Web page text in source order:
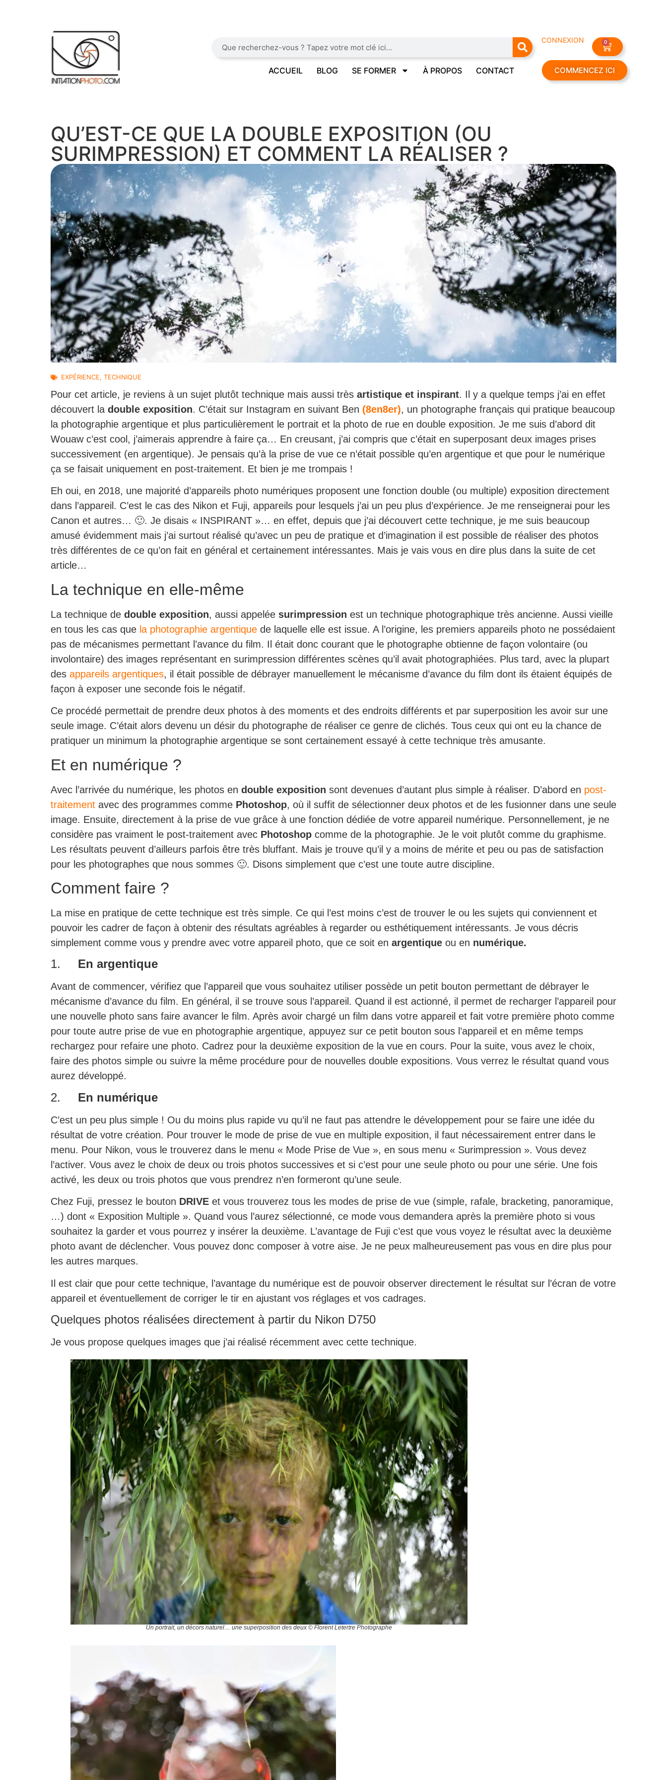
CONNEXION 0
ACCUEIL BLOG SE FORMER À PROPOS CONTACT COMMENCEZ ICI
QU’EST-CE QUE LA DOUBLE EXPOSITION (OU
SURIMPRESSION) ET COMMENT LA RÉALISER ?
EXPÉRIENCE, TECHNIQUE
Pour cet article, je reviens à un sujet plutôt technique mais aussi très artistique et inspirant. Il y a quelque temps j’ai en effet
découvert la double exposition. C’était sur Instagram en suivant Ben (8en8er), un photographe français qui pratique beaucoup
la photographie argentique et plus particulièrement le portrait et la photo de rue en double exposition. Je me suis d’abord dit
Wouaw c’est cool, j’aimerais apprendre à faire ça… En creusant, j’ai compris que c’était en superposant deux images prises
successivement (en argentique). Je pensais qu’à la prise de vue ce n’était possible qu’en argentique et que pour le numérique
ça se faisait uniquement en post-traitement. Et bien je me trompais !
Eh oui, en 2018, une majorité d’appareils photo numériques proposent une fonction double (ou multiple) exposition directement
dans l’appareil. C’est le cas des Nikon et Fuji, appareils pour lesquels j’ai un peu plus d’expérience. Je me renseignerai pour les
Canon et autres… 🙂. Je disais « INSPIRANT »… en effet, depuis que j’ai découvert cette technique, je me suis beaucoup
amusé évidemment mais j’ai surtout réalisé qu’avec un peu de pratique et d’imagination il est possible de réaliser des photos
très différentes de ce qu’on fait en général et certainement intéressantes. Mais je vais vous en dire plus dans la suite de cet
article…
La technique en elle-même
La technique de double exposition, aussi appelée surimpression est un technique photographique très ancienne. Aussi vieille
en tous les cas que la photographie argentique de laquelle elle est issue. A l’origine, les premiers appareils photo ne possédaient
pas de mécanismes permettant l’avance du film. Il était donc courant que le photographe obtienne de façon volontaire (ou
involontaire) des images représentant en surimpression différentes scènes qu’il avait photographiées. Plus tard, avec la plupart
des appareils argentiques, il était possible de débrayer manuellement le mécanisme d’avance du film dont ils étaient équipés de
façon à exposer une seconde fois le négatif.
Ce procédé permettait de prendre deux photos à des moments et des endroits différents et par superposition les avoir sur une
seule image. C’était alors devenu un désir du photographe de réaliser ce genre de clichés. Tous ceux qui ont eu la chance de
pratiquer un minimum la photographie argentique se sont certainement essayé à cette technique très amusante.
Et en numérique ?
Avec l’arrivée du numérique, les photos en double exposition sont devenues d’autant plus simple à réaliser. D’abord en post-
traitement avec des programmes comme Photoshop, où il suffit de sélectionner deux photos et de les fusionner dans une seule
image. Ensuite, directement à la prise de vue grâce à une fonction dédiée de votre appareil numérique. Personnellement, je ne
considère pas vraiment le post-traitement avec Photoshop comme de la photographie. Je le voit plutôt comme du graphisme.
Les résultats peuvent d’ailleurs parfois être très bluffant. Mais je trouve qu’il y a moins de mérite et peu ou pas de satisfaction
pour les photographes que nous sommes 🙂. Disons simplement que c’est une toute autre discipline.
Comment faire ?
La mise en pratique de cette technique est très simple. Ce qui l’est moins c’est de trouver le ou les sujets qui conviennent et
pouvoir les cadrer de façon à obtenir des résultats agréables à regarder ou esthétiquement intéressants. Je vous décris
simplement comme vous y prendre avec votre appareil photo, que ce soit en argentique ou en numérique.
1. En argentique
Avant de commencer, vérifiez que l’appareil que vous souhaitez utiliser possède un petit bouton permettant de débrayer le
mécanisme d’avance du film. En général, il se trouve sous l’appareil. Quand il est actionné, il permet de recharger l’appareil pour
une nouvelle photo sans faire avancer le film. Après avoir chargé un film dans votre appareil et fait votre première photo comme
pour toute autre prise de vue en photographie argentique, appuyez sur ce petit bouton sous l’appareil et en même temps
rechargez pour refaire une photo. Cadrez pour la deuxième exposition de la vue en cours. Pour la suite, vous avez le choix,
faire des photos simple ou suivre la même procédure pour de nouvelles double expositions. Vous verrez le résultat quand vous
aurez développé.
2. En numérique
C’est un peu plus simple ! Ou du moins plus rapide vu qu’il ne faut pas attendre le développement pour se faire une idée du
résultat de votre création. Pour trouver le mode de prise de vue en multiple exposition, il faut nécessairement entrer dans le
menu. Pour Nikon, vous le trouverez dans le menu « Mode Prise de Vue », en sous menu « Surimpression ». Vous devez
l’activer. Vous avez le choix de deux ou trois photos successives et si c’est pour une seule photo ou pour une série. Une fois
activé, les deux ou trois photos que vous prendrez n’en formeront qu’une seule.
Chez Fuji, pressez le bouton DRIVE et vous trouverez tous les modes de prise de vue (simple, rafale, bracketing, panoramique,
…) dont « Exposition Multiple ». Quand vous l’aurez sélectionné, ce mode vous demandera après la première photo si vous
souhaitez la garder et vous pourrez y insérer la deuxième. L’avantage de Fuji c’est que vous voyez le résultat avec la deuxième
photo avant de déclencher. Vous pouvez donc composer à votre aise. Je ne peux malheureusement pas vous en dire plus pour
les autres marques.
Il est clair que pour cette technique, l’avantage du numérique est de pouvoir observer directement le résultat sur l’écran de votre
appareil et éventuellement de corriger le tir en ajustant vos réglages et vos cadrages.
Quelques photos réalisées directement à partir du Nikon D750
Je vous propose quelques images que j’ai réalisé récemment avec cette technique.
Un portrait, un décors naturel… une superposition des deux © Florent Letertre Photographe